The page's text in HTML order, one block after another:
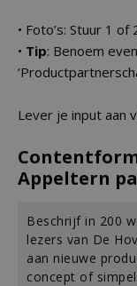
• Foto’s: Stuur 1
• Tip: Benoem
Lever je input aan
Appeltern
Beschrijf in 200
lezers van De
aan nieuwe
concept of